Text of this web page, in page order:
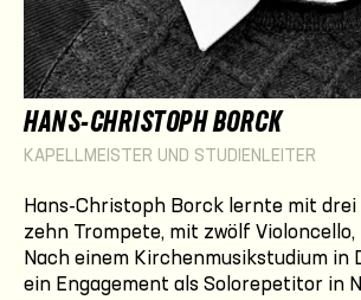
HANS-CHRISTOPH BORCK
KAPELLMEISTER UND STUDIENLEITER
Hans-Christoph Borck lernte mit drei
zehn Trompete, mit zwölf Violoncello,
Nach einem Kirchenmusikstudium in
ein Engagement als Solorepetitor in